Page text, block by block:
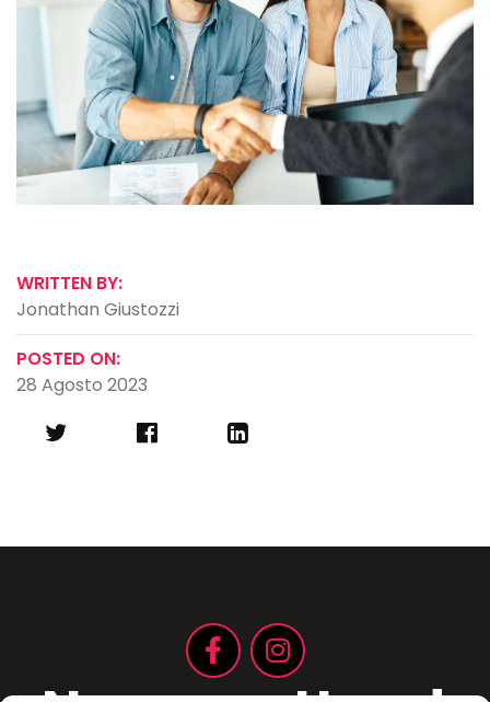
WRITTEN BY:
Jonathan Giustozzi
POSTED ON:
28 Agosto 2023